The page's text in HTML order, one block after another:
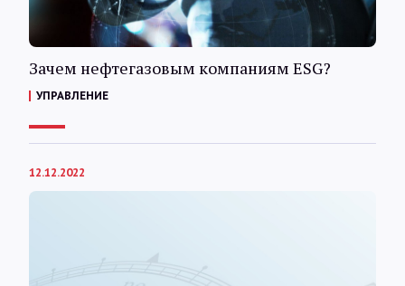
Зачем нефтегазовым компаниям ESG?
УПРАВЛЕНИЕ
12.12.2022